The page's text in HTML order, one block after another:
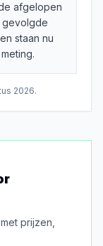
afgelopen
gevolgde
staan nu
2026.
prijzen,